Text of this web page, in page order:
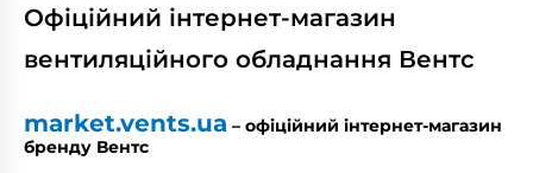
Офіційний інтернет-магазин
вентиляційного обладнання Вентс
market.vents.ua – офіційний інтернет-магазин
бренду Вентс